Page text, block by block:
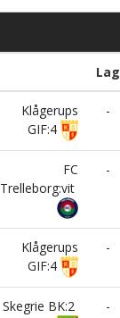
Lag
Klågerups
GIF:4
-
FC
Trelleborg:vit
-
Klågerups
GIF:4
-
Skegrie BK:2 -